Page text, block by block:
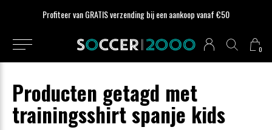
0
Profiteer van GRATIS verzending bij een aankoop vanaf €50
Producten getagd met
trainingsshirt spanje kids